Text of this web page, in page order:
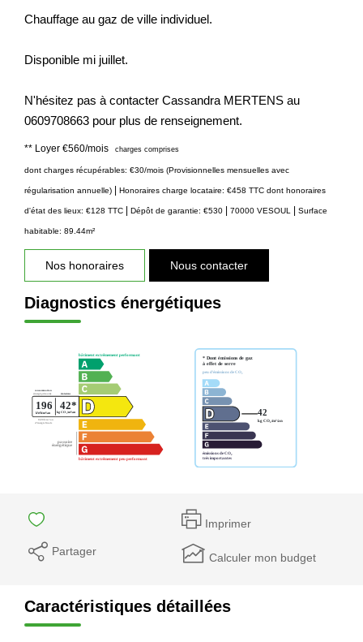
Chauffage au gaz de ville individuel.
Disponible mi juillet.
N'hésitez pas à contacter Cassandra MERTENS au
0609708663 pour plus de renseignement.
** Loyer €560/mois charges comprises
dont charges récupérables: €30/mois (Provisionnelles mensuelles avec
régularisation annuelle) | Honoraires charge locataire: €458 TTC dont honoraires
d'état des lieux: €128 TTC | Dépôt de garantie: €530 | 70000 VESOUL | Surface
habitable: 89.44m²
Nos honoraires Nous contacter
Diagnostics énergétiques
Imprimer
Partager Calculer mon budget
Caractéristiques détaillées